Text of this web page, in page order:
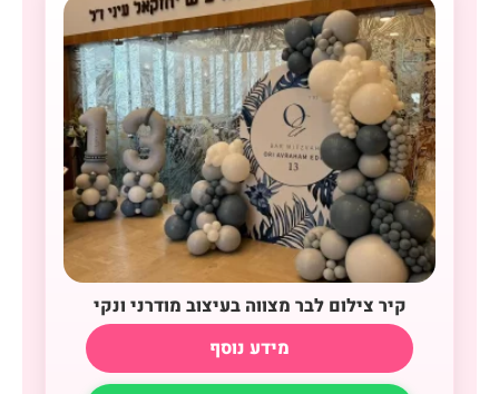
קיר צילום לבר מצווה בעיצוב מודרני ונקי
מידע נוסף